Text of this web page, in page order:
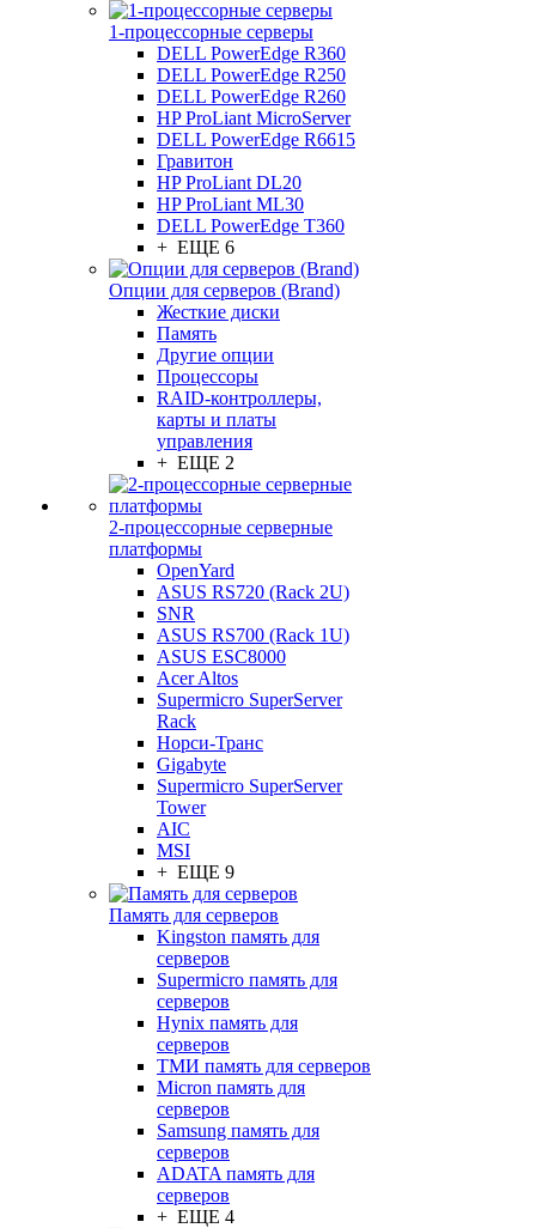
1-процессорные серверы
DELL PowerEdge R360
DELL PowerEdge R250
DELL PowerEdge R260
HP ProLiant MicroServer
DELL PowerEdge R6615
Гравитон
HP ProLiant DL20
HP ProLiant ML30
DELL PowerEdge T360
+ ЕЩЕ 6
Опции для серверов (Brand)
Жесткие диски
Память
Другие опции
Процессоры
RAID-контроллеры,
карты и платы
управления
+ ЕЩЕ 2
2-процессорные серверные
платформы
OpenYard
ASUS RS720 (Rack 2U)
SNR
ASUS RS700 (Rack 1U)
ASUS ESC8000
Acer Altos
Supermicro SuperServer
Rack
Норси-Транс
Gigabyte
Supermicro SuperServer
Tower
AIC
MSI
+ ЕЩЕ 9
Память для серверов
Kingston память для
серверов
Supermicro память для
серверов
Hynix память для
серверов
ТМИ память для серверов
Micron память для
серверов
Samsung память для
серверов
ADATA память для
серверов
+ ЕЩЕ 4